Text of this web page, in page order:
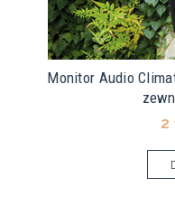
Monitor Audio
2